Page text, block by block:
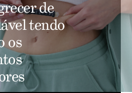
de
tendo
os